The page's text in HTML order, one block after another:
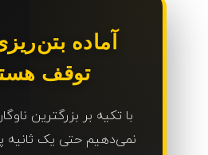
آماده
توقف
با تکیه بر بزرگترین
نمی‌دهیم حتی یک ثانیه